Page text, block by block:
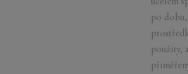
po
použity,